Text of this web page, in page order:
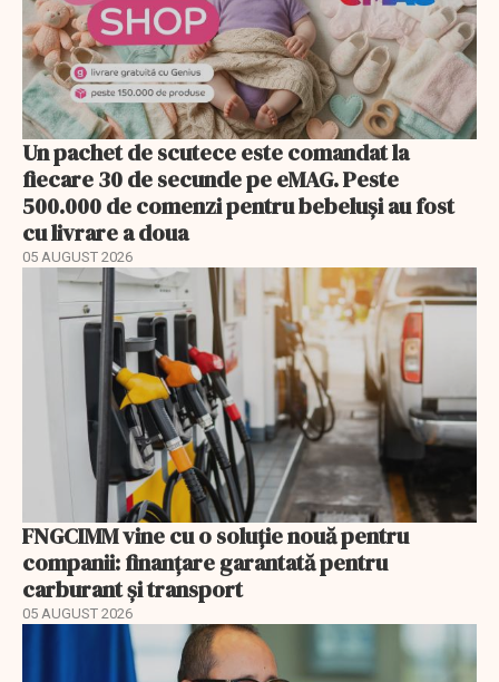
Un pachet de scutece este comandat la
fiecare 30 de secunde pe eMAG. Peste
500.000 de comenzi pentru bebeluși au fost
cu livrare a doua
05 AUGUST 2026
FNGCIMM vine cu o soluție nouă pentru
companii: finanțare garantată pentru
carburant și transport
05 AUGUST 2026